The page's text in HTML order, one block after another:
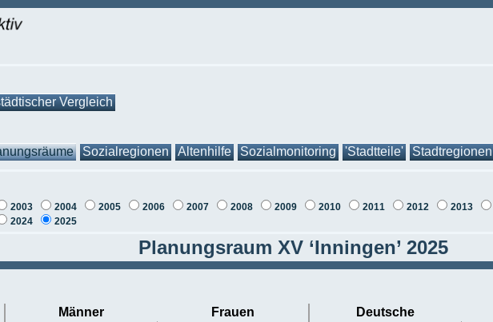
Vergleich
Sozialregionen Altenhilfe Sozialmonitoring 'Stadtteile' Stadtregionen
2003 2004 2005 2006 2007 2008 2009 2010 2011 2012 2013
2024 2025
Planungsraum XV ‘Inningen’ 2025
Männer Frauen Deutsche